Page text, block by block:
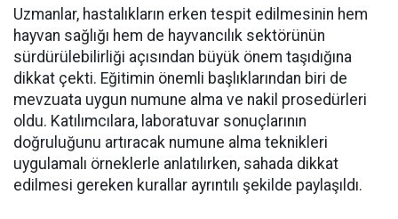
Uzmanlar, hastalıkların erken tespit edilmesinin hem
hayvan sağlığı hem de hayvancılık sektörünün
sürdürülebilirliği açısından büyük önem taşıdığına
dikkat çekti. Eğitimin önemli başlıklarından biri de
mevzuata uygun numune alma ve nakil prosedürleri
oldu. Katılımcılara, laboratuvar sonuçlarının
doğruluğunu artıracak numune alma teknikleri
uygulamalı örneklerle anlatılırken, sahada dikkat
edilmesi gereken kurallar ayrıntılı şekilde paylaşıldı.